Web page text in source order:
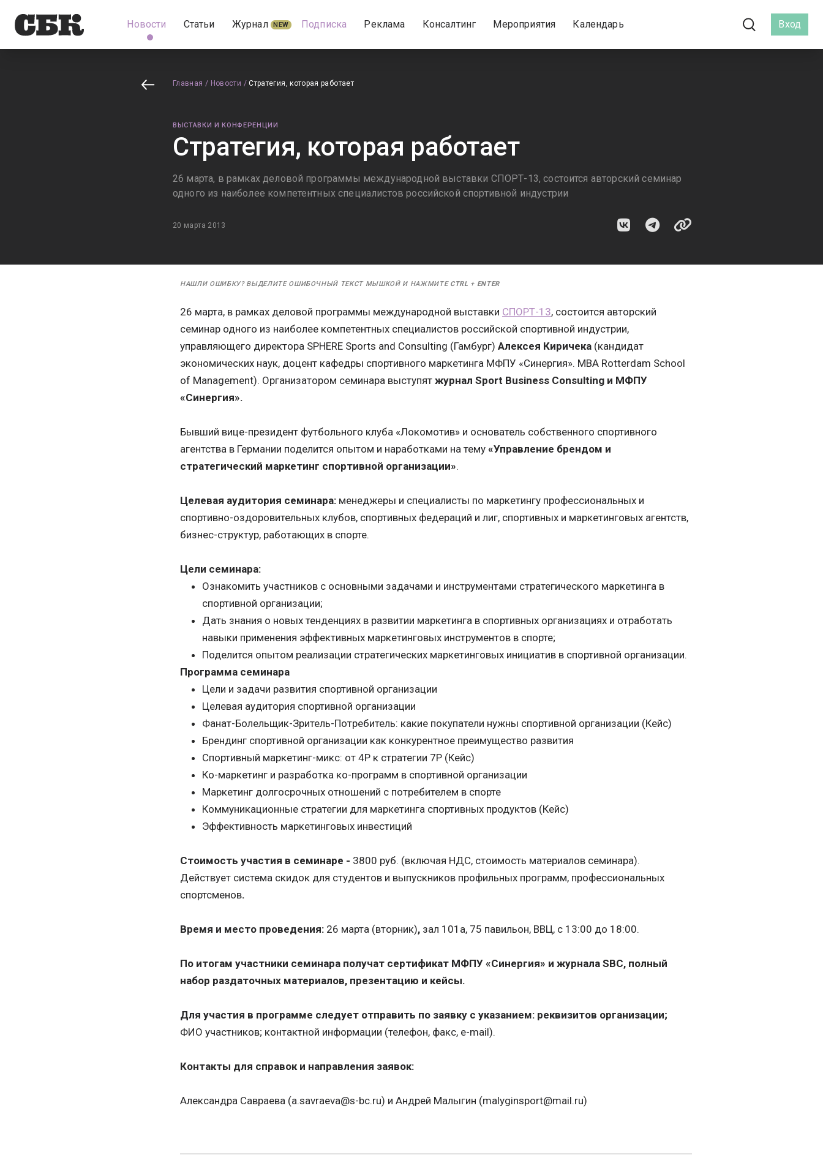
Новости Статьи Журнал NEW Подписка Реклама Консалтинг Мероприятия Календарь Вход
Главная / Новости / Стратегия, которая работает
ВЫСТАВКИ И КОНФЕРЕНЦИИ
Стратегия, которая работает
26 марта, в рамках деловой программы международной выставки СПОРТ-13, состоится авторский семинар
одного из наиболее компетентных специалистов российской спортивной индустрии
20 марта 2013
НАШЛИ ОШИБКУ? ВЫДЕЛИТЕ ОШИБОЧНЫЙ ТЕКСТ МЫШКОЙ И НАЖМИТЕ CTRL + ENTER
26 марта, в рамках деловой программы международной выставки СПОРТ-13, состоится авторский
семинар одного из наиболее компетентных специалистов российской спортивной индустрии,
управляющего директора SPHERE Sports and Consulting (Гамбург) Алексея Киричека (кандидат
экономических наук, доцент кафедры спортивного маркетинга МФПУ «Синергия». MBA Rotterdam School
of Management). Организатором семинара выступят журнал Sport Business Consulting и МФПУ
«Синергия».
Бывший вице-президент футбольного клуба «Локомотив» и основатель собственного спортивного
агентства в Германии поделится опытом и наработками на тему «Управление брендом и
стратегический маркетинг спортивной организации».
Целевая аудитория семинара: менеджеры и специалисты по маркетингу профессиональных и
спортивно-оздоровительных клубов, спортивных федераций и лиг, спортивных и маркетинговых агентств,
бизнес-структур, работающих в спорте.
Цели семинара:
Ознакомить участников с основными задачами и инструментами стратегического маркетинга в
спортивной организации;
Дать знания о новых тенденциях в развитии маркетинга в спортивных организациях и отработать
навыки применения эффективных маркетинговых инструментов в спорте;
Поделится опытом реализации стратегических маркетинговых инициатив в спортивной организации.
Программа семинара
Цели и задачи развития спортивной организации
Целевая аудитория спортивной организации
Фанат-Болельщик-Зритель-Потребитель: какие покупатели нужны спортивной организации (Кейс)
Брендинг спортивной организации как конкурентное преимущество развития
Спортивный маркетинг-микс: от 4P к стратегии 7Р (Кейс)
Ко-маркетинг и разработка ко-программ в спортивной организации
Маркетинг долгосрочных отношений с потребителем в спорте
Коммуникационные стратегии для маркетинга спортивных продуктов (Кейс)
Эффективность маркетинговых инвестиций
Стоимость участия в семинаре - 3800 руб. (включая НДС, стоимость материалов семинара).
Действует система скидок для студентов и выпускников профильных программ, профессиональных
спортсменов.
Время и место проведения: 26 марта (вторник), зал 101а, 75 павильон, ВВЦ, с 13:00 до 18:00.
По итогам участники семинара получат сертификат МФПУ «Синергия» и журнала SBC, полный
набор раздаточных материалов, презентацию и кейсы.
Для участия в программе следует отправить по заявку с указанием: реквизитов организации;
ФИО участников; контактной информации (телефон, факс, e-mail).
Контакты для справок и направления заявок:
Александра Савраева (a.savraeva@s-bc.ru) и Андрей Малыгин (malyginsport@mail.ru)